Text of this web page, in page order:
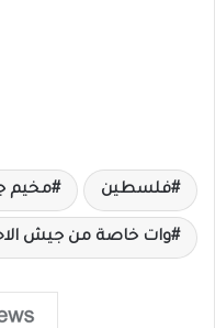
فلسطين مخيم
وات خاصة من جيش